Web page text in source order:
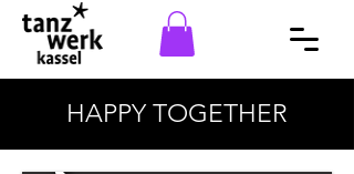
HAPPY TOGETHER